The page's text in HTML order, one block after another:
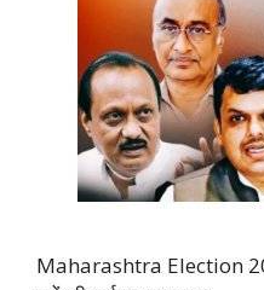
Maharashtra Election